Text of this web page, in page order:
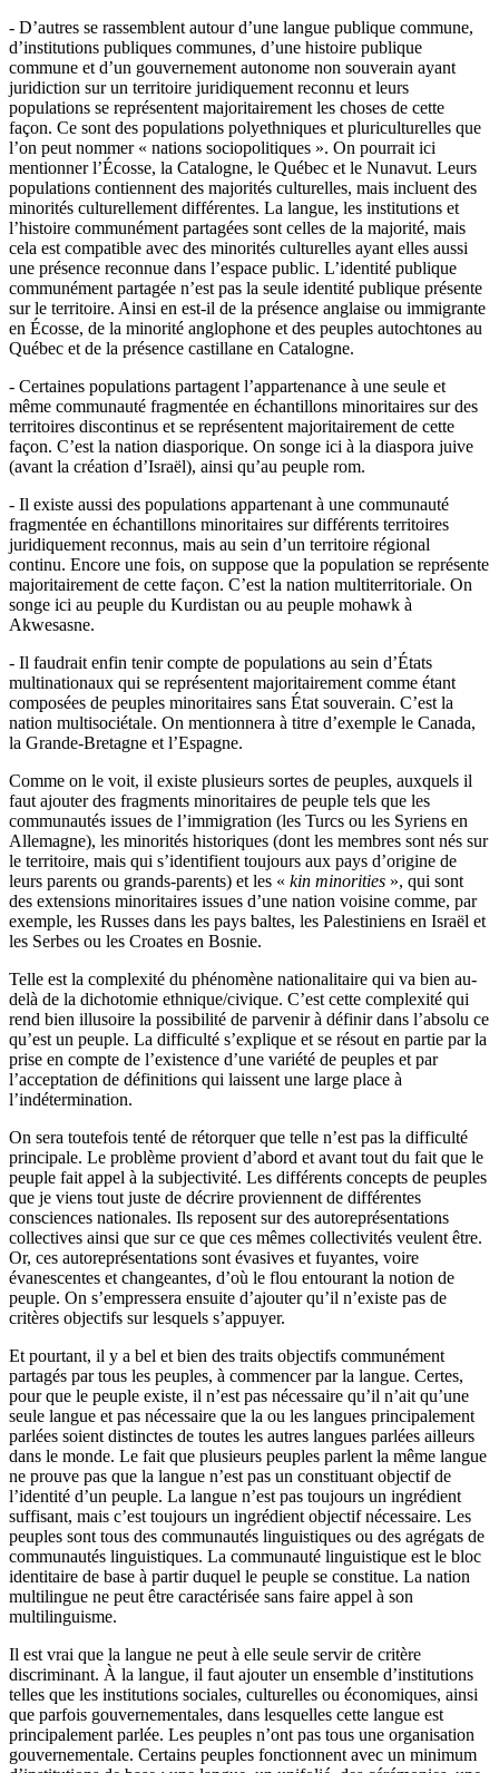
- D’autres se rassemblent autour d’une langue publique commune,
d’institutions publiques communes, d’une histoire publique
commune et d’un gouvernement autonome non souverain ayant
juridiction sur un territoire juridiquement reconnu et leurs
populations se représentent majoritairement les choses de cette
façon. Ce sont des populations polyethniques et pluriculturelles que
l’on peut nommer « nations sociopolitiques ». On pourrait ici
mentionner l’Écosse, la Catalogne, le Québec et le Nunavut. Leurs
populations contiennent des majorités culturelles, mais incluent des
minorités culturellement différentes. La langue, les institutions et
l’histoire communément partagées sont celles de la majorité, mais
cela est compatible avec des minorités culturelles ayant elles aussi
une présence reconnue dans l’espace public. L’identité publique
communément partagée n’est pas la seule identité publique présente
sur le territoire. Ainsi en est-il de la présence anglaise ou immigrante
en Écosse, de la minorité anglophone et des peuples autochtones au
Québec et de la présence castillane en Catalogne.
- Certaines populations partagent l’appartenance à une seule et
même communauté fragmentée en échantillons minoritaires sur des
territoires discontinus et se représentent majoritairement de cette
façon. C’est la nation diasporique. On songe ici à la diaspora juive
(avant la création d’Israël), ainsi qu’au peuple rom.
- Il existe aussi des populations appartenant à une communauté
fragmentée en échantillons minoritaires sur différents territoires
juridiquement reconnus, mais au sein d’un territoire régional
continu. Encore une fois, on suppose que la population se représente
majoritairement de cette façon. C’est la nation multiterritoriale. On
songe ici au peuple du Kurdistan ou au peuple mohawk à
Akwesasne.
- Il faudrait enfin tenir compte de populations au sein d’États
multinationaux qui se représentent majoritairement comme étant
composées de peuples minoritaires sans État souverain. C’est la
nation multisociétale. On mentionnera à titre d’exemple le Canada,
la Grande-Bretagne et l’Espagne.
Comme on le voit, il existe plusieurs sortes de peuples, auxquels il
faut ajouter des fragments minoritaires de peuple tels que les
communautés issues de l’immigration (les Turcs ou les Syriens en
Allemagne), les minorités historiques (dont les membres sont nés sur
le territoire, mais qui s’identifient toujours aux pays d’origine de
leurs parents ou grands-parents) et les « kin minorities », qui sont
des extensions minoritaires issues d’une nation voisine comme, par
exemple, les Russes dans les pays baltes, les Palestiniens en Israël et
les Serbes ou les Croates en Bosnie.
Telle est la complexité du phénomène nationalitaire qui va bien au-
delà de la dichotomie ethnique/civique. C’est cette complexité qui
rend bien illusoire la possibilité de parvenir à définir dans l’absolu ce
qu’est un peuple. La difficulté s’explique et se résout en partie par la
prise en compte de l’existence d’une variété de peuples et par
l’acceptation de définitions qui laissent une large place à
l’indétermination.
On sera toutefois tenté de rétorquer que telle n’est pas la difficulté
principale. Le problème provient d’abord et avant tout du fait que le
peuple fait appel à la subjectivité. Les différents concepts de peuples
que je viens tout juste de décrire proviennent de différentes
consciences nationales. Ils reposent sur des autoreprésentations
collectives ainsi que sur ce que ces mêmes collectivités veulent être.
Or, ces autoreprésentations sont évasives et fuyantes, voire
évanescentes et changeantes, d’où le flou entourant la notion de
peuple. On s’empressera ensuite d’ajouter qu’il n’existe pas de
critères objectifs sur lesquels s’appuyer.
Et pourtant, il y a bel et bien des traits objectifs communément
partagés par tous les peuples, à commencer par la langue. Certes,
pour que le peuple existe, il n’est pas nécessaire qu’il n’ait qu’une
seule langue et pas nécessaire que la ou les langues principalement
parlées soient distinctes de toutes les autres langues parlées ailleurs
dans le monde. Le fait que plusieurs peuples parlent la même langue
ne prouve pas que la langue n’est pas un constituant objectif de
l’identité d’un peuple. La langue n’est pas toujours un ingrédient
suffisant, mais c’est toujours un ingrédient objectif nécessaire. Les
peuples sont tous des communautés linguistiques ou des agrégats de
communautés linguistiques. La communauté linguistique est le bloc
identitaire de base à partir duquel le peuple se constitue. La nation
multilingue ne peut être caractérisée sans faire appel à son
multilinguisme.
Il est vrai que la langue ne peut à elle seule servir de critère
discriminant. À la langue, il faut ajouter un ensemble d’institutions
telles que les institutions sociales, culturelles ou économiques, ainsi
que parfois gouvernementales, dans lesquelles cette langue est
principalement parlée. Les peuples n’ont pas tous une organisation
gouvernementale. Certains peuples fonctionnent avec un minimum